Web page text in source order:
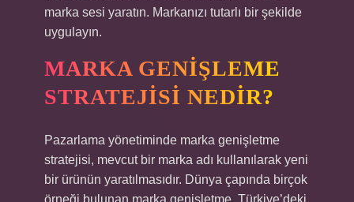
marka sesi yaratın. Markanızı tutarlı bir şekilde
uygulayın.
MARKA GENIŞLEME
STRATEJISI NEDIR?
Pazarlama yönetiminde marka genişletme
stratejisi, mevcut bir marka adı kullanılarak yeni
bir ürünün yaratılmasıdır. Dünya çapında birçok
örneği bulunan marka genişletme, Türkiye’deki